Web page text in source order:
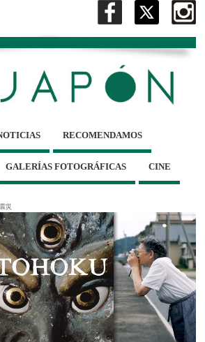
RECOMENDAMOS
GALERÍAS FOTOGRÁFICAS CINE
災